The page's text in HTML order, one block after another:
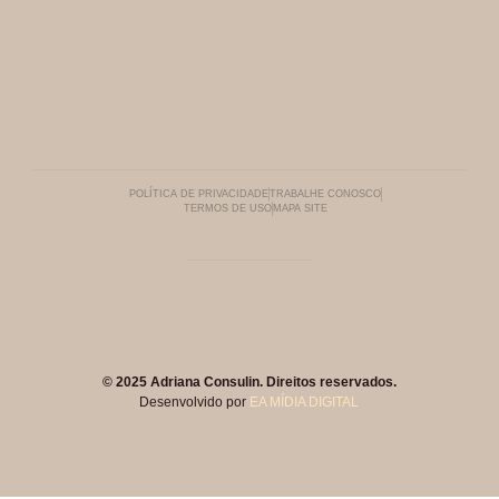
POLÍTICA DE PRIVACIDADETRABALHE CONOSCO
TERMOS DE USO MAPA SITE
© 2025 Adriana Consulin. Direitos reservados.
Desenvolvido por EA MÍDIA DIGITAL